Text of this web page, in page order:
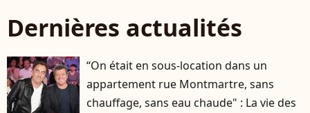
Dernières actualités
“On était en sous-location dans un
appartement rue Montmartre, sans
chauffage, sans eau chaude" : La vie des